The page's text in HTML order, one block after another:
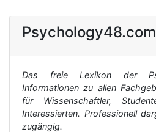
Psychology48.com
Das freie Lexikon der
Informationen zu allen
für Wissenschaftler,
Interessierten. Professionell
zugängig.